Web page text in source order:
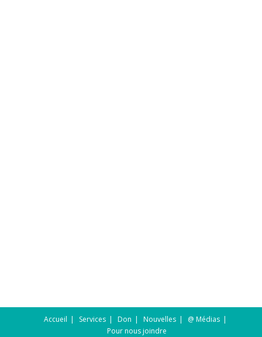
Accueil Services Don Nouvelles
@ Médias
Pour nous joindre